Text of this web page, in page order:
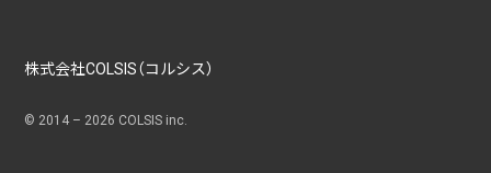
株式会社COLSIS（コルシス）
© 2014 – 2026 COLSIS inc.